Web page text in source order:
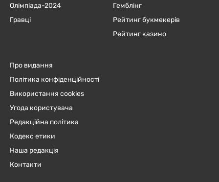
Олімпіада-2024
Гравці
Гемблінг
Рейтинг букмекерів
Рейтинг казино
Про видання
Політика конфіденційності
Використання cookies
Угода користувача
Редакційна політика
Кодекс етики
Наша редакція
Контакти